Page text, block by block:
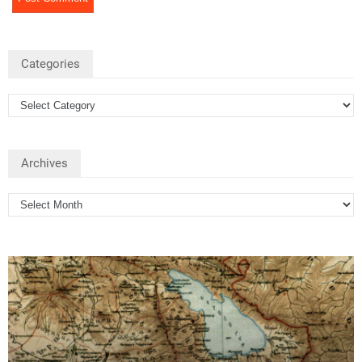
Categories
Archives